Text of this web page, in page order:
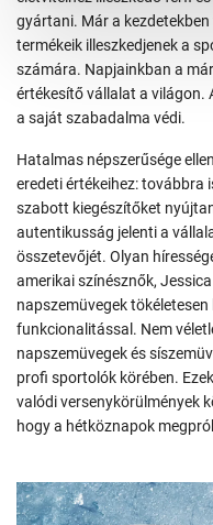
gyártani. Már a
termékeik illeszkedjenek a
számára. Napjainkban a
értékesítő vállalat a világon.
a saját szabadalma védi.
Hatalmas népszerűsége
eredeti értékeihez: továbbra
szabott kiegészítőket
autentikusság jelenti a
összetevőjét. Olyan
amerikai színésznők,
napszemüvegek
funkcionalitással. Nem
napszemüvegek és
profi sportolók körében.
valódi versenykörülmények
hogy a hétköznapok